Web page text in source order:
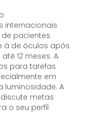
internacionais
pacientes
à de óculos após
12 meses. A
para tarefas
em
luminosidade. A
discute metas
o seu perfil